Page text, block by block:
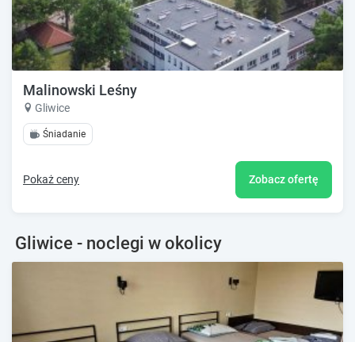
Malinowski Leśny
Gliwice
Śniadanie
Pokaż ceny Zobacz ofertę
Gliwice - noclegi w okolicy